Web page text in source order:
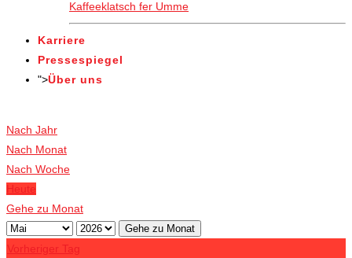
Kaffeeklatsch fer Umme
Karriere
Pressespiegel
">Über uns
Nach Jahr
Nach Monat
Nach Woche
Heute
Gehe zu Monat
Gehe zu Monat
Vorheriger Tag